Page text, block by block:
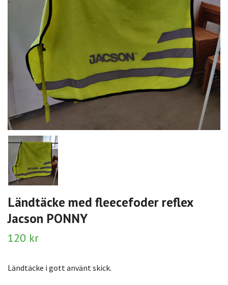
Ländtäcke med fleecefoder reflex
Jacson PONNY
120 kr
Ländtäcke i gott använt skick.